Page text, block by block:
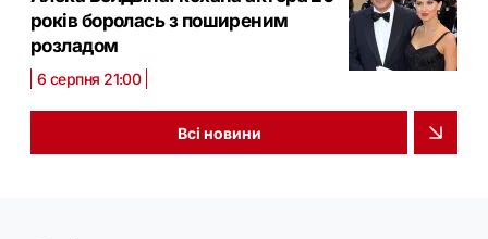
років боролась з поширеним
розладом
6 серпня 21:00
Всі новини